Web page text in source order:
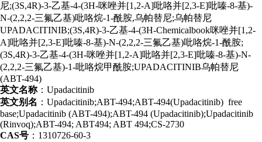
尼;(3S,4R)-3-乙基-4-(3H-咪唑并[1,2-A]吡咯并[2,3-E]吡嗪-8-基)-
N-(2,2,2-三氟乙基)吡咯烷-1-酰胺,乌帕替尼;乌帕替尼
UPADACITINIB;(3S,4R)-3-乙基-4-(3H-Chemicalbook咪唑并[1,2-
A]吡咯并[2,3-E]吡嗪-8-基)-N-(2,2,2-三氟乙基)吡咯烷-1-酰胺;
(3S,4R)-3-乙基-4-(3H-咪唑并[1,2-A]吡咯并[2,3-E]吡嗪-8-基)-N-
(2,2,2-三氟乙基)-1-吡咯烷甲酰胺;UPADACITINIB乌帕替尼
(ABT-494)
英文名称：Upadacitinib
英文别名 ：Upadacitinib;ABT-494;ABT-494(Upadacitinib) free
base;Upadacitinib (ABT-494);ABT-494 (Upadacitinib);Upadacitinib
(Rinvoq);ABT-494; ABT494; ABT 494;CS-2730
CAS号 ：1310726-60-3